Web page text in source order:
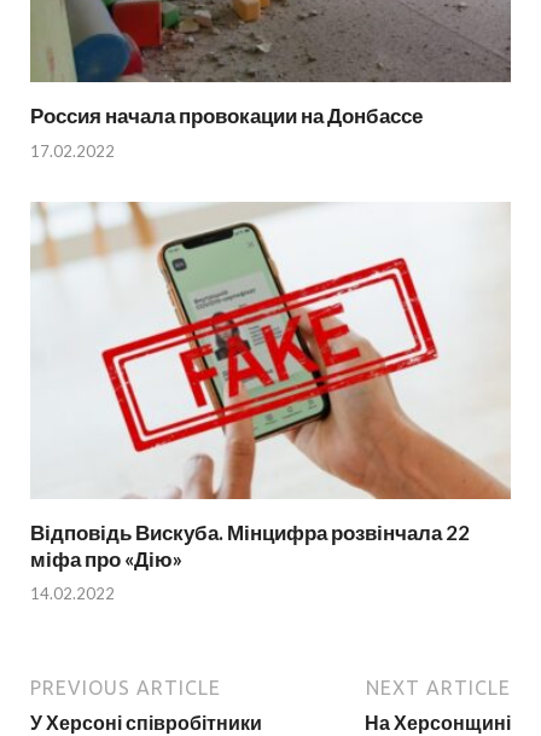
Россия начала провокации на Донбассе
17.02.2022
Відповідь Вискуба. Мінцифра розвінчала 22
міфа про «Дію»
14.02.2022
PREVIOUS ARTICLE
У Херсоні співробітники
NEXT ARTICLE
На Херсонщині